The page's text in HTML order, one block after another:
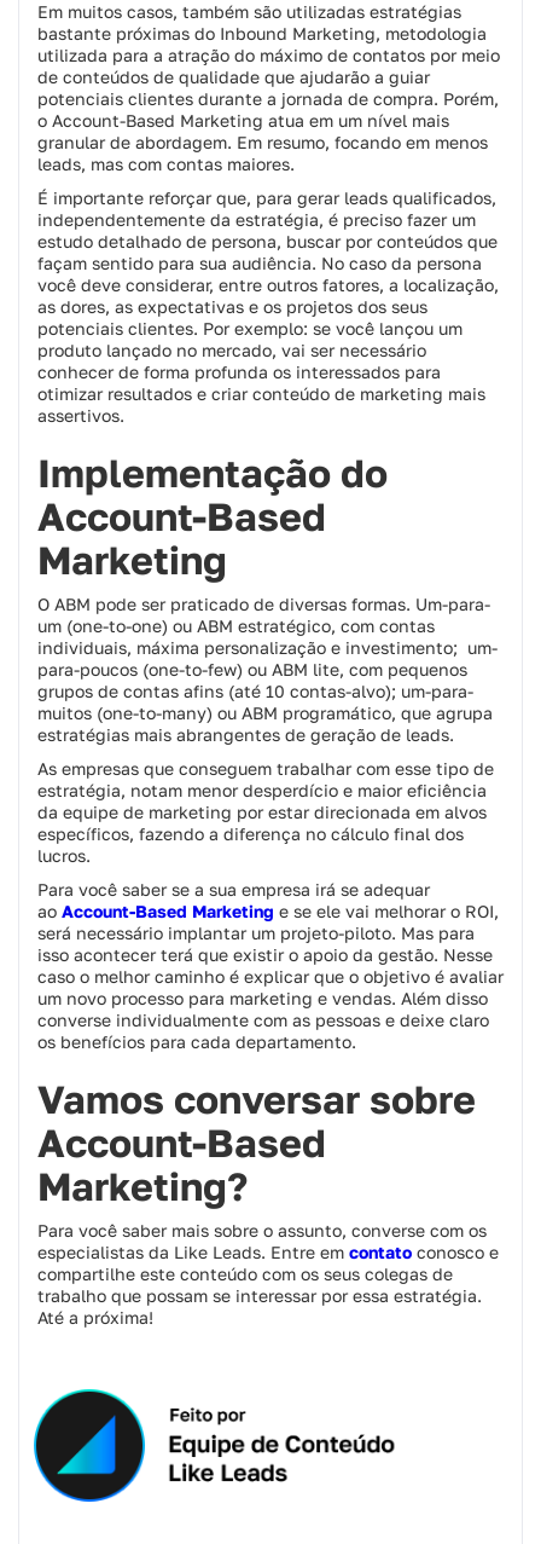
Em muitos casos, também são utilizadas estratégias
bastante próximas do Inbound Marketing, metodologia
utilizada para a atração do máximo de contatos por meio
de conteúdos de qualidade que ajudarão a guiar
potenciais clientes durante a jornada de compra. Porém,
o Account-Based Marketing atua em um nível mais
granular de abordagem. Em resumo, focando em menos
leads, mas com contas maiores.
É importante reforçar que, para gerar leads qualificados,
independentemente da estratégia, é preciso fazer um
estudo detalhado de persona, buscar por conteúdos que
façam sentido para sua audiência. No caso da persona
você deve considerar, entre outros fatores, a localização,
as dores, as expectativas e os projetos dos seus
potenciais clientes. Por exemplo: se você lançou um
produto lançado no mercado, vai ser necessário
conhecer de forma profunda os interessados para
otimizar resultados e criar conteúdo de marketing mais
assertivos.
Implementação do
Account-Based
Marketing
O ABM pode ser praticado de diversas formas. Um-para-
um (one-to-one) ou ABM estratégico, com contas
individuais, máxima personalização e investimento; um-
para-poucos (one-to-few) ou ABM lite, com pequenos
grupos de contas afins (até 10 contas-alvo); um-para-
muitos (one-to-many) ou ABM programático, que agrupa
estratégias mais abrangentes de geração de leads.
As empresas que conseguem trabalhar com esse tipo de
estratégia, notam menor desperdício e maior eficiência
da equipe de marketing por estar direcionada em alvos
específicos, fazendo a diferença no cálculo final dos
lucros.
Para você saber se a sua empresa irá se adequar
ao Account-Based Marketing e se ele vai melhorar o ROI,
será necessário implantar um projeto-piloto. Mas para
isso acontecer terá que existir o apoio da gestão. Nesse
caso o melhor caminho é explicar que o objetivo é avaliar
um novo processo para marketing e vendas. Além disso
converse individualmente com as pessoas e deixe claro
os benefícios para cada departamento.
Vamos conversar sobre
Account-Based
Marketing?
Para você saber mais sobre o assunto, converse com os
especialistas da Like Leads. Entre em contato conosco e
compartilhe este conteúdo com os seus colegas de
trabalho que possam se interessar por essa estratégia.
Até a próxima!